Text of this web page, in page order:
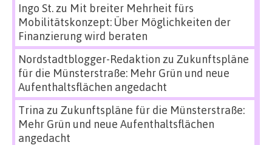
Ingo St.zu Mit breiter Mehrheit fürs
Mobilitätskonzept: Über Möglichkeiten der
Finanzierung wird beraten
Nordstadtblogger-Redaktion zu Zukunftspläne
für die Münsterstraße: Mehr Grün und neue
Aufenthaltsflächen angedacht
Trina zu Zukunftspläne für die Münsterstraße:
Mehr Grün und neue Aufenthaltsflächen
angedacht